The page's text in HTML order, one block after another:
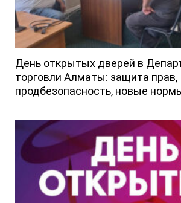
День открытых дверей в
торговли Алматы: защита прав,
продбезопасность, новые